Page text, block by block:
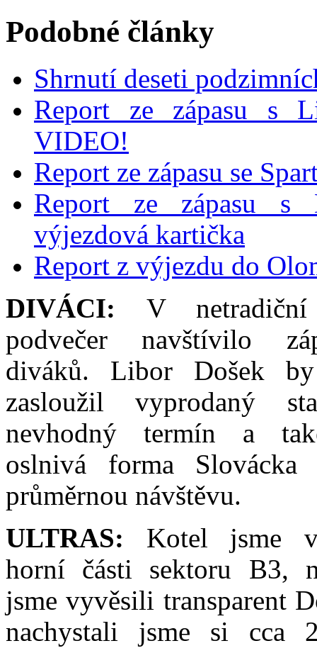
Podobné články
Shrnutí deseti
Report ze zápasu s
VIDEO!
Report ze zápasu se
Report ze zápasu s
výjezdová kartička
Report z výjezdu do
DIVÁCI: V netradiční
podvečer navštívilo
diváků. Libor Došek
zasloužil vyprodaný
nevhodný termín a
oslnivá forma Slovácka
průměrnou návštěvu.
ULTRAS: Kotel jsme
horní části sektoru B3,
jsme vyvěsili transparent
nachystali jsme si cca